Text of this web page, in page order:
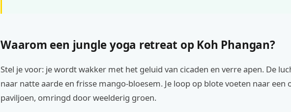
Waarom een jungle yoga retreat op Koh Phangan?
Stel je voor: je wordt wakker met het geluid van cicaden en verre apen. De
naar natte aarde en frisse mango-bloesem. Je loop op blote voeten naar een
paviljoen, omringd door weelderig groen.